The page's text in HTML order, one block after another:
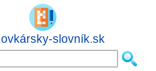
slovník.sk